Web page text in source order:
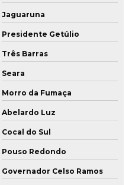
Jaguaruna
Presidente Getúlio
Três Barras
Seara
Morro da Fumaça
Abelardo Luz
Cocal do Sul
Pouso Redondo
Governador Celso Ramos